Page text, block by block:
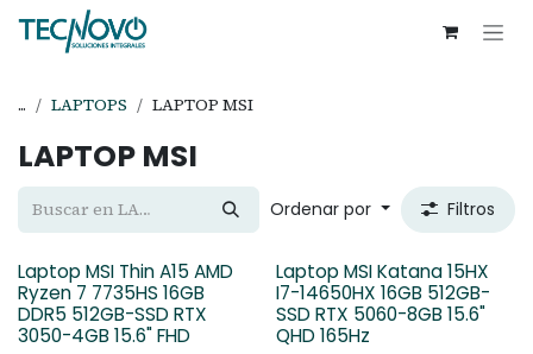
Ir al contenido
... LAPTOPS LAPTOP MSI
LAPTOP MSI
Ordenar por Filtros
Laptop MSI Thin A15 AMD
Ryzen 7 7735HS 16GB
DDR5 512GB-SSD RTX
3050-4GB 15.6" FHD
Laptop MSI Katana 15HX
I7-14650HX 16GB 512GB-
SSD RTX 5060-8GB 15.6"
QHD 165Hz